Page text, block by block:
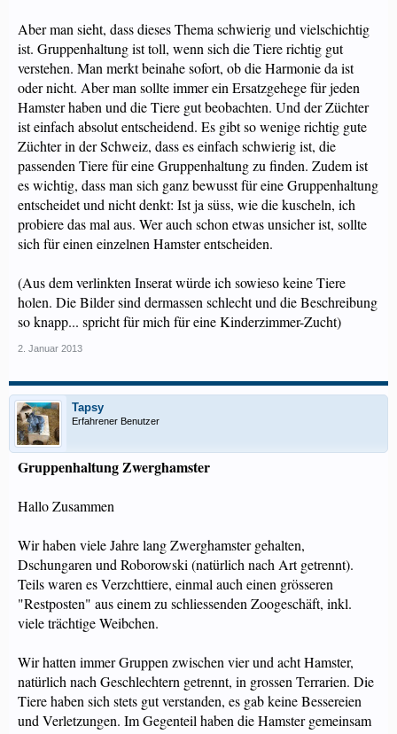
Aber man sieht, dass dieses Thema schwierig und vielschichtig
ist. Gruppenhaltung ist toll, wenn sich die Tiere richtig gut
verstehen. Man merkt beinahe sofort, ob die Harmonie da ist
oder nicht. Aber man sollte immer ein Ersatzgehege für jeden
Hamster haben und die Tiere gut beobachten. Und der Züchter
ist einfach absolut entscheidend. Es gibt so wenige richtig gute
Züchter in der Schweiz, dass es einfach schwierig ist, die
passenden Tiere für eine Gruppenhaltung zu finden. Zudem ist
es wichtig, dass man sich ganz bewusst für eine Gruppenhaltung
entscheidet und nicht denkt: Ist ja süss, wie die kuscheln, ich
probiere das mal aus. Wer auch schon etwas unsicher ist, sollte
sich für einen einzelnen Hamster entscheiden.
(Aus dem verlinkten Inserat würde ich sowieso keine Tiere
holen. Die Bilder sind dermassen schlecht und die Beschreibung
so knapp... spricht für mich für eine Kinderzimmer-Zucht)
2. Januar 2013
Tapsy
Erfahrener Benutzer
Gruppenhaltung Zwerghamster
Hallo Zusammen
Wir haben viele Jahre lang Zwerghamster gehalten,
Dschungaren und Roborowski (natürlich nach Art getrennt).
Teils waren es Verzchttiere, einmal auch einen grösseren
"Restposten" aus einem zu schliessenden Zoogeschäft, inkl.
viele trächtige Weibchen.
Wir hatten immer Gruppen zwischen vier und acht Hamster,
natürlich nach Geschlechtern getrennt, in grossen Terrarien. Die
Tiere haben sich stets gut verstanden, es gab keine Bessereien
und Verletzungen. Im Gegenteil haben die Hamster gemeinsam